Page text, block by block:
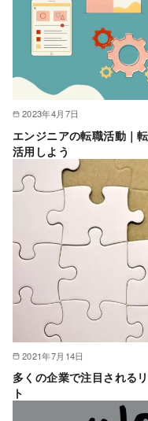
2023年4月7日
エンジニアの転職活動｜
活用しよう
2021年7月14日
多くの企業で注目される
ト